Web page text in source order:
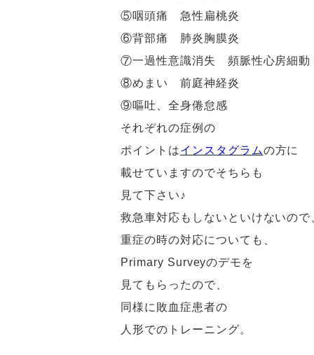
⑤咽頭痛 急性扁桃炎
⑥背部痛 肺炎胸膜炎
⑦一過性意識消失 頻脈性心房細動
⑧めまい 前庭神経炎
⑨嘔吐、全身倦怠感
それぞれの症例の
ポイントはインスタグラムの方に
載せていますのでそちらも
見て下さい♪
救急車対応もしないといけないので
重症の時の対応についても、
Primary Surveyのデモを
見てもらったので、
同様に敗血症患者の
人形でのトレーニング。